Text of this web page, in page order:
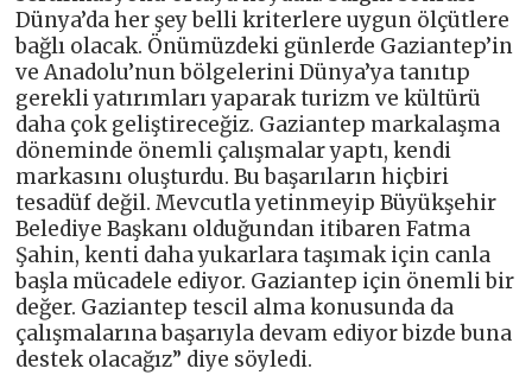
Dünya’da her şey belli kriterlere uygun ölçütlere
bağlı olacak. Önümüzdeki günlerde Gaziantep’in
ve Anadolu’nun bölgelerini Dünya’ya tanıtıp
gerekli yatırımları yaparak turizm ve kültürü
daha çok geliştireceğiz. Gaziantep markalaşma
döneminde önemli çalışmalar yaptı, kendi
markasını oluşturdu. Bu başarıların hiçbiri
tesadüf değil. Mevcutla yetinmeyip Büyükşehir
Belediye Başkanı olduğundan itibaren Fatma
Şahin, kenti daha yukarlara taşımak için canla
başla mücadele ediyor. Gaziantep için önemli bir
değer. Gaziantep tescil alma konusunda da
çalışmalarına başarıyla devam ediyor bizde buna
destek olacağız” diye söyledi.